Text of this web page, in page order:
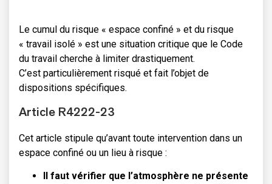
Le cumul du risque « espace confiné » et du risque
« travail isolé » est une situation critique que le Code
du travail cherche à limiter drastiquement.
C’est particulièrement risqué et fait l’objet de
dispositions spécifiques.
Article R4222-23
Cet article stipule qu’avant toute intervention dans un
espace confiné ou un lieu à risque :
Il faut vérifier que l’atmosphère ne présente